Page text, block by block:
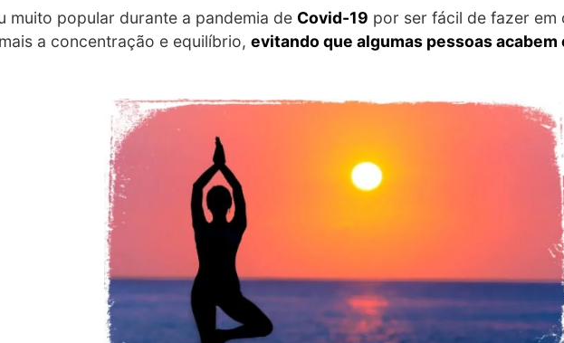
muito popular durante a pandemia de Covid-19 por ser fácil de fazer em
a concentração e equilíbrio, evitando que algumas pessoas